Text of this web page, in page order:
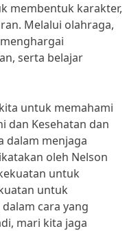
membentuk karakter,
Melalui olahraga,
serta belajar
untuk memahami
dan Kesehatan dan
dalam menjaga
oleh Nelson
untuk
untuk
cara yang
mari kita jaga